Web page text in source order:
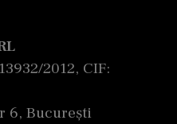
2012, CIF:
6, București